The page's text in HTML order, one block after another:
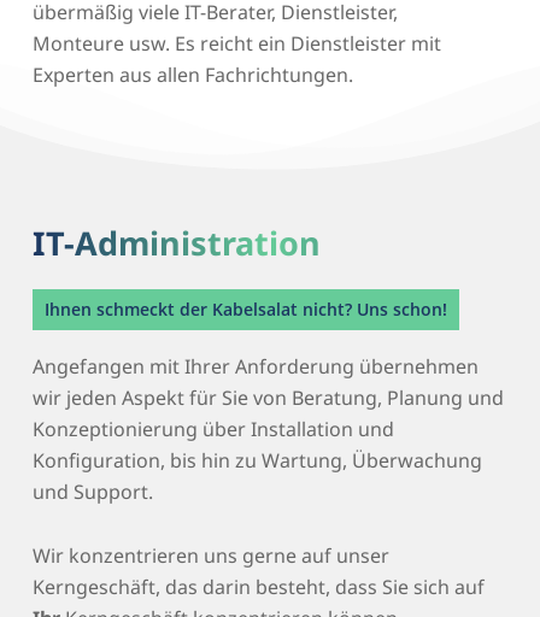
übermäßig viele IT-Berater, Dienstleister,
Monteure usw. Es reicht ein Dienstleister mit
Experten aus allen Fachrichtungen.
IT-Administration
Ihnen schmeckt der Kabelsalat nicht? Uns schon!
Angefangen mit Ihrer Anforderung übernehmen
wir jeden Aspekt für Sie von Beratung, Planung und
Konzeptionierung über Installation und
Konfiguration, bis hin zu Wartung, Überwachung
und Support.
Wir konzentrieren uns gerne auf unser
Kerngeschäft, das darin besteht, dass Sie sich auf